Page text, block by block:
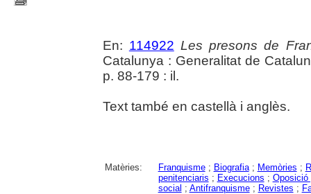
En: 114922 Les presons de
Catalunya : Generalitat de
p. 88-179 : il.
Text també en castellà i anglès.
Matèries: Franquisme; Biografia; Memòries ;
penitenciaris ; Execucions ; Oposició
social ; Antifranquisme; Revistes ;